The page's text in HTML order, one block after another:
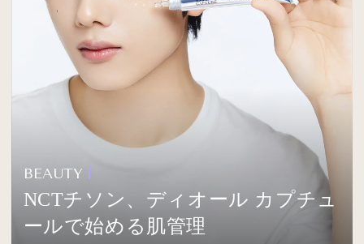
BEAUTY
NCTチソン、ディオール カプチュ
ールで始める肌管理